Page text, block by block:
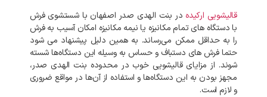
قالیشویی ارکیده در بنت الهدی صدر اصفهان با شستشوی فرش
با دستگاه‌ های تمام مکانیزه یا نیمه مکانیزه امکان آسیب به فرش
را به حداقل ممکن می‌رساند. به‌ همین دلیل پیشنهاد می‌ شود
حتما فرش‌ های دستباف و حساس به وسیله این دستگاه‌ها شسته
شوند. از مزایای قالیشویی خوب در محدوده بنت الهدی صدر،
مجهز بودن به این دستگاه‌ها و استفاده از آن‌ها در مواقع ضروری
و لازم است.